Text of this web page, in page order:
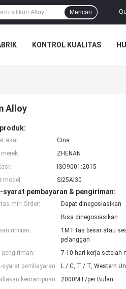
Mencari
KONTROL KUALITAS
Alloy
asal:
Cina
ZHENAN
ISO9001:2015
model:
Si25Al30
syarat pembayaran & pengiriman:
min Order:
Dapat dinegosiasikan
Bisa dinegosiasikan
rincian:
1MT tas besar atau
pelanggan
pengiriman:
7-10 hari kerja setelah
syarat pembayaran:
L / C, T / T, Western
kemampuan:
2000MT/per Bulan